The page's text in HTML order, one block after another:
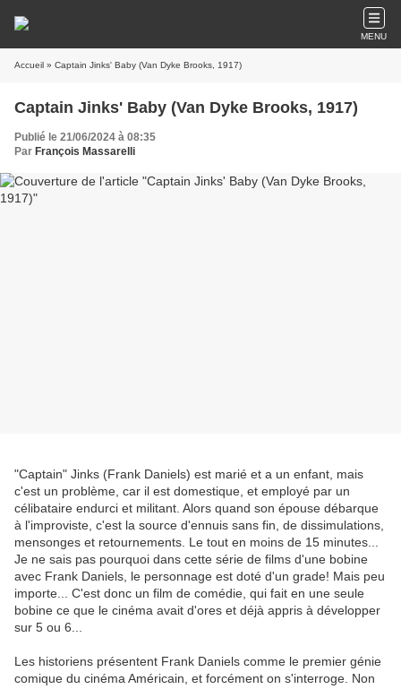
MENU
Accueil » Captain Jinks' Baby (Van Dyke Brooks, 1917)
Captain Jinks' Baby (Van Dyke Brooks, 1917)
Publié le 21/06/2024 à 08:35
Par François Massarelli
"Captain" Jinks (Frank Daniels) est marié et a un enfant, mais
c'est un problème, car il est domestique, et employé par un
célibataire endurci et militant. Alors quand son épouse débarque
à l'improviste, c'est la source d'ennuis sans fin, de dissimulations,
mensonges et retournements. Le tout en moins de 15 minutes...
Je ne sais pas pourquoi dans cette série de films d'une bobine
avec Frank Daniels, le personnage est doté d'un grade! Mais peu
importe... C'est donc un film de comédie, qui fait en une seule
bobine ce que le cinéma avait d'ores et déjà appris à développer
sur 5 ou 6...
Les historiens présentent Frank Daniels comme le premier génie
comique du cinéma Américain, et forcément on s'interroge. Non